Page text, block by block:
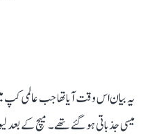
یہ بیان اس وقت آیا تھا جب عالمی
میسی جذباتی ہو گئے تھے۔ میچ کے بعد